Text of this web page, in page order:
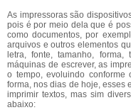
As impressoras são
pois é por meio dela que é
como documentos, por
arquivos e outros elementos
letra, fonte, tamanho,
máquinas de escrever, as
o tempo, evoluindo conforme
forma, nos dias de hoje, esses
imprimir textos, mas sim
abaixo: